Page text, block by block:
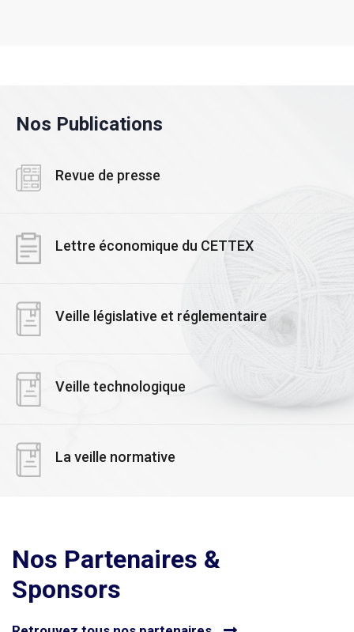
Nos Publications
Revue de presse
Lettre économique du CETTEX
Veille législative et réglementaire
Veille technologique
La veille normative
Nos Partenaires &
Sponsors